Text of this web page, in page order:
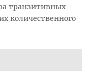
транзитивных
количественного